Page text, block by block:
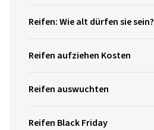
Reifen: Wie alt dürfen sie sein?
Reifen aufziehen Kosten
Reifen auswuchten
Reifen Black Friday